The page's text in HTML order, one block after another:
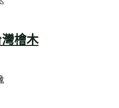
檜木